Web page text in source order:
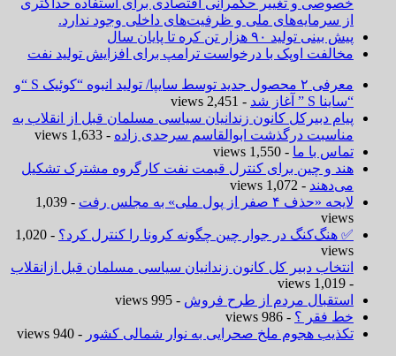
خصوصی و تغییر حکمرانی اقتصادی برای استفاده حداکثری
از سرمایه‌های ملی و ظرفیت‌های داخلی وجود ندارد.
پیش بینی تولید ۹۰ هزار تن کره تا پایان سال
مخالفت اوپک با درخواست ترامپ برای افزایش تولید نفت
معرفی ۲ محصول جدید توسط سایپا/ تولید انبوه “کوئیک S “و
“ساینا S ” آغاز شد
- 2,451 views
پیام دبیرکل کانون زندانیان سیاسی مسلمان قبل از انقلاب به
مناسبت درگذشت ابوالقاسم سرحدی زاده - 1,633 views
تماس با ما - 1,550 views
هند و چین برای کنترل قیمت نفت کارگروه مشترک تشکیل
می‌دهند - 1,072 views
لایحه «حذف ۴ صفر از پول ملی» به مجلس رفت
- 1,039
views
✅ هنگ‌کنگ در جوار چین چگونه کرونا را کنترل کرد؟
- 1,020
views
انتخاب دبیر کل کانون زندانیان سیاسی مسلمان قبل ازانقلاب
- 1,019 views
استقبال مردم از طرح فروش - 995 views
خط فقر ؟ - 986 views
تکذیب هجوم ملخ صحرایی به نوار شمالی کشور - 940 views